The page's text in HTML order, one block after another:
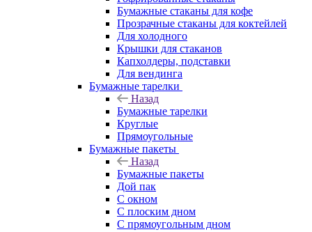
Бумажные стаканы для кофе
Прозрачные стаканы для коктейлей
Для холодного
Крышки для стаканов
Капхолдеры, подставки
Для вендинга
Бумажные тарелки
Назад
Бумажные тарелки
Круглые
Прямоугольные
Бумажные пакеты
Назад
Бумажные пакеты
Дой пак
С окном
С плоским дном
С прямоугольным дном